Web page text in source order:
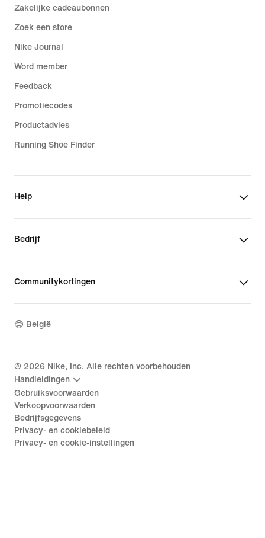
Zakelijke cadeaubonnen
Zoek een store
Nike Journal
Word member
Feedback
Promotiecodes
Productadvies
Running Shoe Finder
Help
Bedrijf
Communitykortingen
België
© 2026 Nike, Inc. Alle rechten voorbehouden
Handleidingen
Gebruiksvoorwaarden
Verkoopvoorwaarden
Bedrijfsgegevens
Privacy- en cookiebeleid
Privacy- en cookie-instellingen